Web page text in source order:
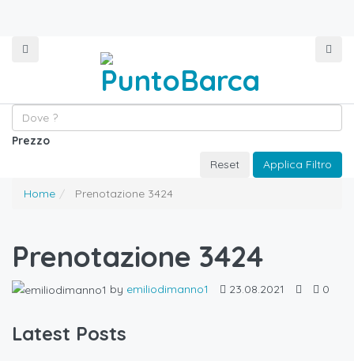
Prezzo
Reset
Applica Filtro
Home Prenotazione 3424
Prenotazione 3424
by emiliodimanno1 23.08.2021 0
Latest Posts